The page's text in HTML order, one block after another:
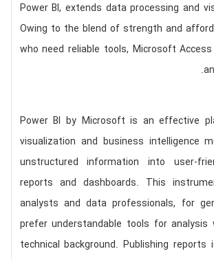
Power BI, extends data processing and
Owing to the blend of strength and
who need reliable tools, Microsoft
Power BI by Microsoft is an effective
visualization and business intelligence
unstructured information into user-
reports and dashboards. This
analysts and data professionals, for
prefer understandable tools for analysis
technical background. Publishing